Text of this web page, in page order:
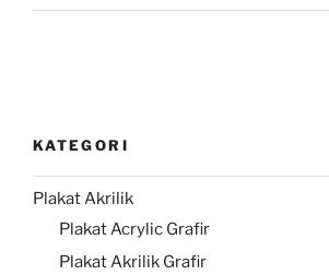
KATEGORI
Plakat Akrilik
Plakat Acrylic Grafir
Plakat Akrilik Grafir